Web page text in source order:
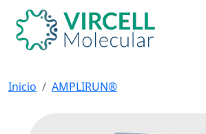
Inicio AMPLIRUN®